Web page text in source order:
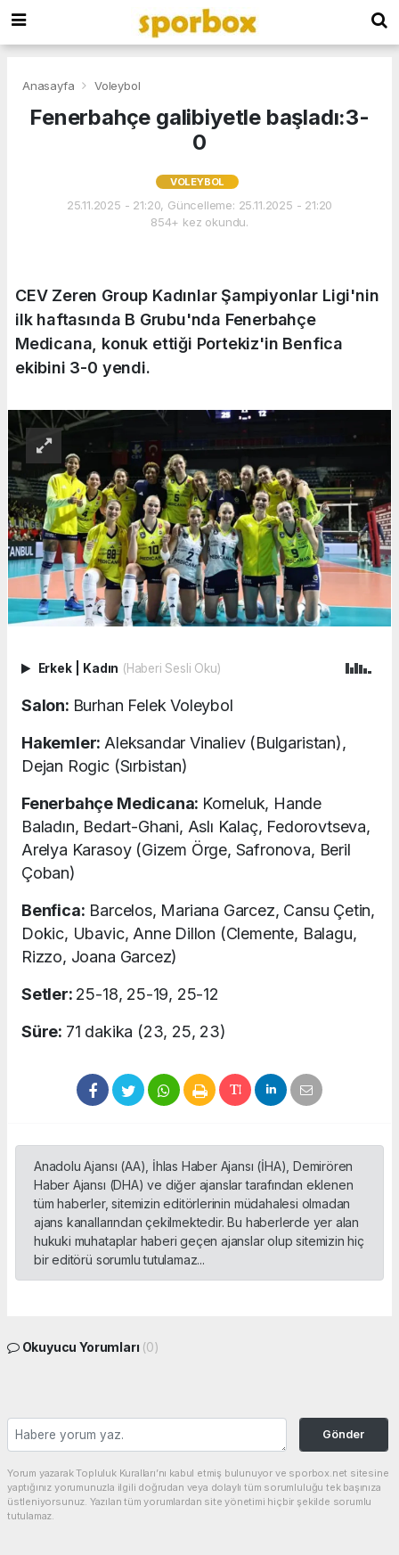
Anasayfa Voleybol
Fenerbahçe galibiyetle başladı:3-
0
VOLEYBOL
25.11.2025 - 21:20, Güncelleme: 25.11.2025 - 21:20
854+ kez okundu.
CEV Zeren Group Kadınlar Şampiyonlar Ligi'nin
ilk haftasında B Grubu'nda Fenerbahçe
Medicana, konuk ettiği Portekiz'in Benfica
ekibini 3-0 yendi.
Erkek Kadın (Haberi Sesli Oku)
Salon: Burhan Felek Voleybol
Hakemler: Aleksandar Vinaliev (Bulgaristan),
Dejan Rogic (Sırbistan)
Fenerbahçe Medicana: Korneluk, Hande
Baladın, Bedart-Ghani, Aslı Kalaç, Fedorovtseva,
Arelya Karasoy (Gizem Örge, Safronova, Beril
Çoban)
Benfica: Barcelos, Mariana Garcez, Cansu Çetin,
Dokic, Ubavic, Anne Dillon (Clemente, Balagu,
Rizzo, Joana Garcez)
Setler: 25-18, 25-19, 25-12
Süre: 71 dakika (23, 25, 23)
Anadolu Ajansı (AA), İhlas Haber Ajansı (İHA), Demirören
Haber Ajansı (DHA) ve diğer ajanslar tarafından eklenen
tüm haberler, sitemizin editörlerinin müdahalesi olmadan
ajans kanallarından çekilmektedir. Bu haberlerde yer alan
hukuki muhataplar haberi geçen ajanslar olup sitemizin hiç
bir editörü sorumlu tutulamaz...
Okuyucu Yorumları (0)
Gönder
Yorum yazarak Topluluk Kuralları’nı kabul etmiş bulunuyor ve sporbox.net sitesine
yaptığınız yorumunuzla ilgili doğrudan veya dolaylı tüm sorumluluğu tek başınıza
üstleniyorsunuz. Yazılan tüm yorumlardan site yönetimi hiçbir şekilde sorumlu
tutulamaz.